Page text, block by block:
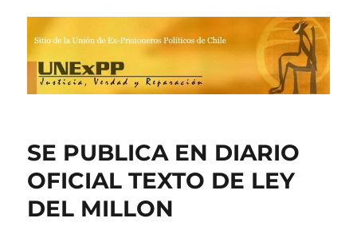
SE PUBLICA EN DIARIO
OFICIAL TEXTO DE LEY
DEL MILLON